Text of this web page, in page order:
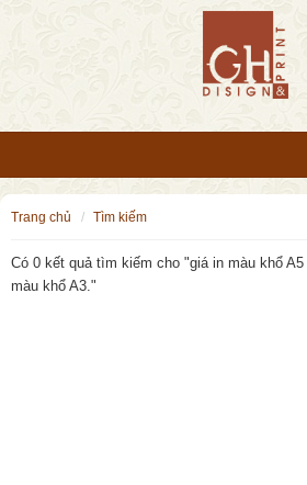
trang chủ tìm kiếm
Có 0 kết quả tìm kiếm cho "giá in màu khổ
màu khổ A3."